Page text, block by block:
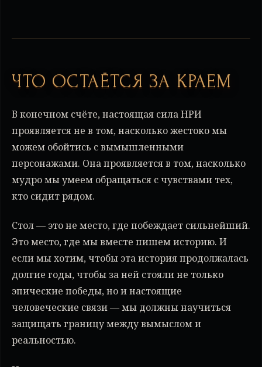
ЧТО ОСТАЁТСЯ ЗА КРАЕМ
В конечном счёте, настоящая сила НРИ
проявляется не в том, насколько жестоко мы
можем обойтись с вымышленными
персонажами. Она проявляется в том, насколько
мудро мы умеем обращаться с чувствами тех,
кто сидит рядом.
Стол — это не место, где побеждает сильнейший.
Это место, где мы вместе пишем историю. И
если мы хотим, чтобы эта история продолжалась
долгие годы, чтобы за ней стояли не только
эпические победы, но и настоящие
человеческие связи — мы должны научиться
защищать границу между вымыслом и
реальностью.